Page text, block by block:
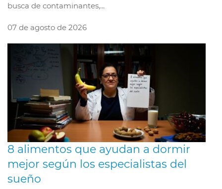
busca de contaminantes,...
07 de agosto de 2026
8 alimentos que ayudan a dormir
mejor según los especialistas del
sueño